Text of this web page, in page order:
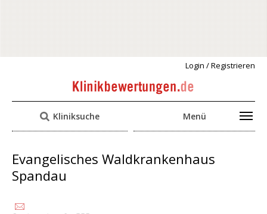
Login / Registrieren
Kliniksuche Menü
Evangelisches Waldkrankenhaus
Spandau